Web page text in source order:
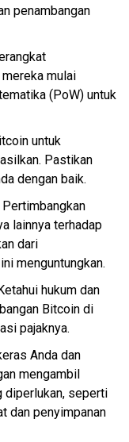
penambangan
mulai
(PoW) untuk
untuk
Pastikan
dengan baik.
lainnya terhadap
dari
menguntungkan.
hukum dan
Bitcoin di
pajaknya.
Anda dan
mengambil
diperlukan, seperti
dan penyimpanan